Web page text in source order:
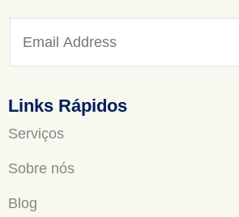
Links Rápidos
Serviços
Sobre nós
Blog